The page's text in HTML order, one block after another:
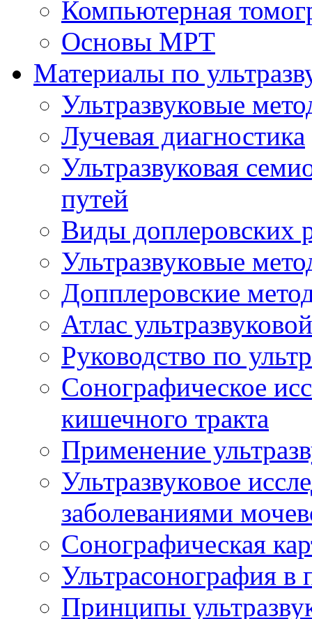
Компьютерная
Основы МРТ
Материалы по
Ультразвуковые
Лучевая диагностика
Ультразвуковая
путей
Виды доплеровских
Ультразвуковые
Допплеровские
Атлас
Руководство по
Сонографическое
кишечного тракта
Применение
Ультразвуковое
заболеваниями
Сонографическая
Ультрасонография в
Принципы